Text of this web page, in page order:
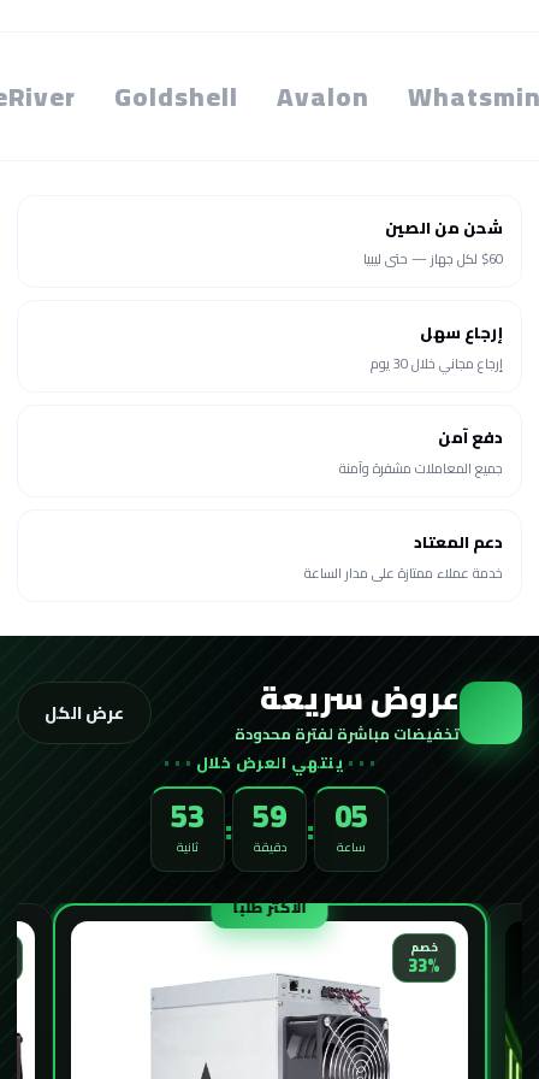
Avalon
Goldshell
شحن من الصين
$60 لكل جهاز — حتى ليبيا
إرجاع سهل
إرجاع مجاني خلال 30 يوم
دفع آمن
جميع المعاملات مشفرة وآمنة
دعم المعتاد
خدمة عملاء ممتازة على مدار الساعة
عروض سريعة
تخفيضات مباشرة لفترة محدودة
ينتهي العرض خلال
05
ساعة :
59
دقيقة :
52
ثانية
عرض الكل
الأكثر طلباً
خصم
33%